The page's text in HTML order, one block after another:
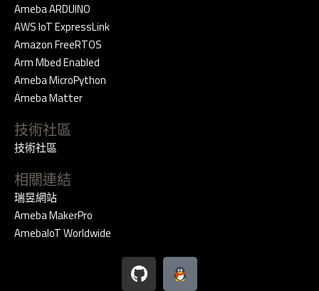
Ameba ARDUINO
AWS IoT ExpressLink
Amazon FreeRTOS
Arm Mbed Enabled
Ameba MicroPython
Ameba Matter
技術社區
技術社區
相關連結
瑞昱網站
Ameba MakerPro
AmebaIoT Worldwide
G
i